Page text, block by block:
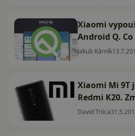
Xiaomi
Android Q.
Jakub Kárník
Xiaomi Mi 9T
Redmi K20.
David Trlica